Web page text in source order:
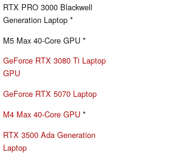
RTX PRO 3000 Blackwell
Generation Laptop *
M5 Max 40-Core GPU *
GeForce RTX 3080 Ti Laptop
GPU
GeForce RTX 5070 Laptop
M4 Max 40-Core GPU *
RTX 3500 Ada Generation
Laptop